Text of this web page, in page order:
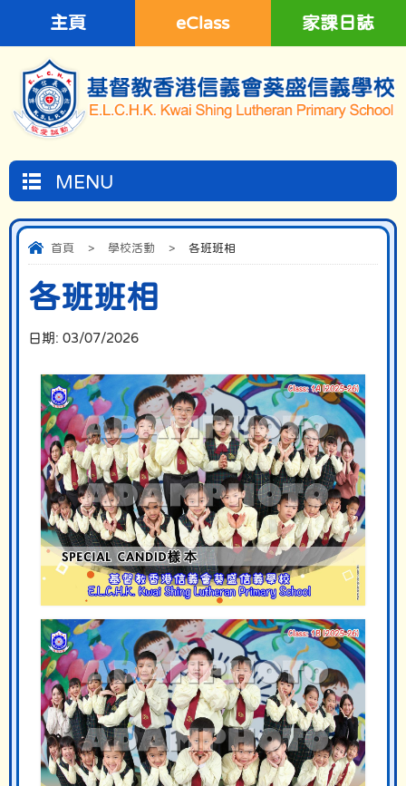
主頁 eClass 家課日誌
MENU
首頁 > 學校活動 > 各班班相
各班班相
日期: 03/07/2026